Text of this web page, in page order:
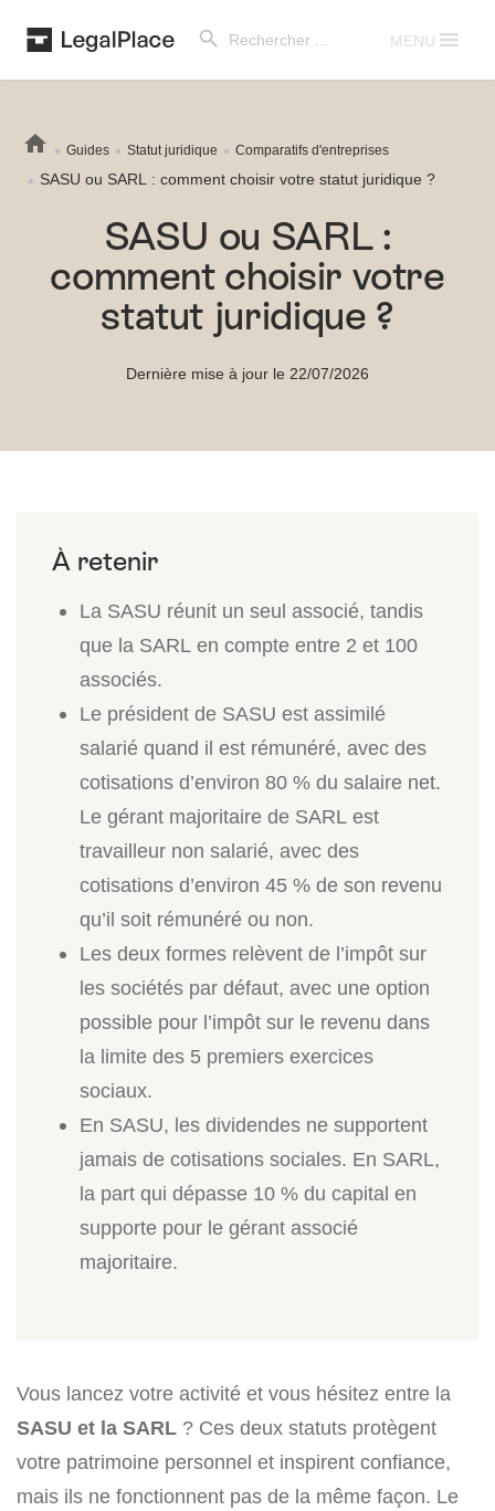
for:
MENU
Guides Statut juridique Comparatifs d'entreprises
SASU ou SARL : comment choisir votre statut juridique ?
SASU ou SARL :
comment choisir votre
statut juridique ?
Dernière mise à jour le 22/07/2026
La SASU réunit un seul associé, tandis
que la SARL en compte entre 2 et 100
associés.
Le président de SASU est assimilé
salarié quand il est rémunéré, avec des
cotisations d’environ 80 % du salaire net.
Le gérant majoritaire de SARL est
travailleur non salarié, avec des
cotisations d’environ 45 % de son revenu
qu’il soit rémunéré ou non.
Les deux formes relèvent de l’impôt sur
les sociétés par défaut, avec une option
possible pour l’impôt sur le revenu dans
la limite des 5 premiers exercices
sociaux.
En SASU, les dividendes ne supportent
jamais de cotisations sociales. En SARL,
la part qui dépasse 10 % du capital en
supporte pour le gérant associé
majoritaire.
Vous lancez votre activité et vous hésitez entre la
SASU et la SARL ? Ces deux statuts protègent
votre patrimoine personnel et inspirent confiance,
mais ils ne fonctionnent pas de la même façon. Le